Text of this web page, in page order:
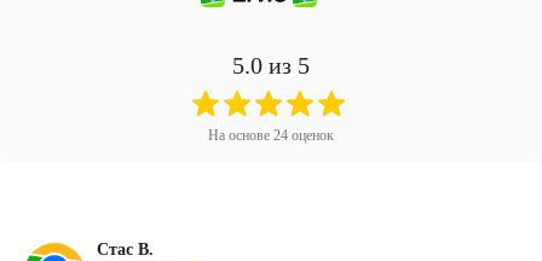
5.0 из 5
На основе 24 оценок
Стас В.